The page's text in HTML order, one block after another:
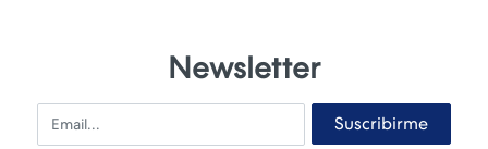
Newsletter
Email Suscribirme